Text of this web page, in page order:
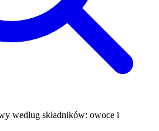
według składników: owoce i